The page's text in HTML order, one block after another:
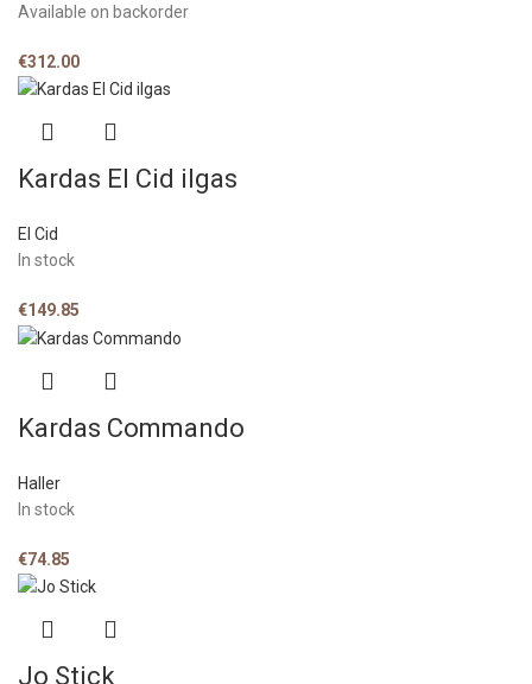
Available on backorder
€312.00
Kardas El Cid ilgas
El Cid
In stock
€149.85
Kardas Commando
Haller
In stock
€74.85
Jo Stick